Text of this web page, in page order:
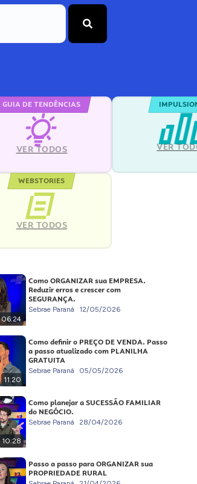
GUIA DE TENDÊNCIAS
VER TODOS VER
WEBSTORIES
VER TODOS
06:24
Como ORGANIZAR sua EMPRESA.
Reduzir erros e crescer com
SEGURANÇA.
Sebrae Paraná 12/05/2026
11:20
Como definir o PREÇO DE VENDA. Passo
a passo atualizado com PLANILHA
GRATUITA
Sebrae Paraná 05/05/2026
10:28
Como planejar a SUCESSÃO FAMILIAR
do NEGÓCIO.
Sebrae Paraná 28/04/2026
Passo a passo para ORGANIZAR sua
PROPRIEDADE RURAL